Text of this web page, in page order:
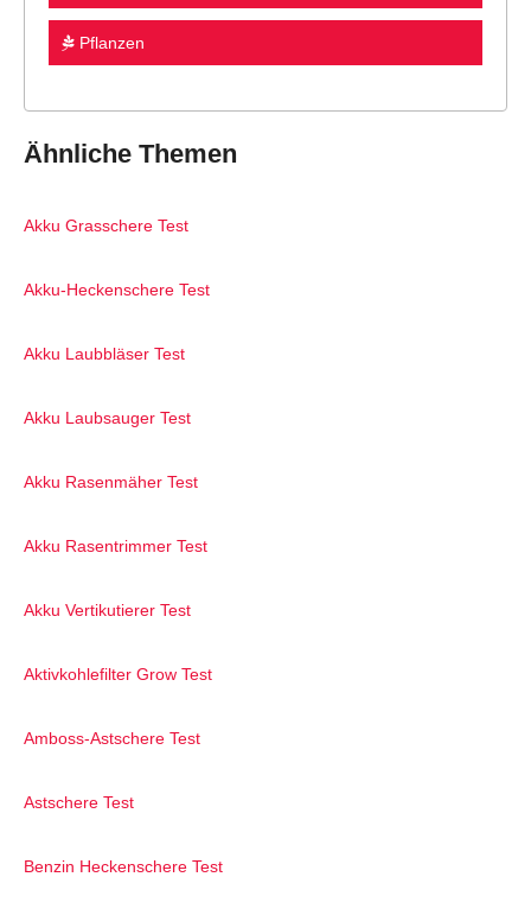
Pflanzen
Ähnliche Themen
Akku Grasschere Test
Akku-Heckenschere Test
Akku Laubbläser Test
Akku Laubsauger Test
Akku Rasenmäher Test
Akku Rasentrimmer Test
Akku Vertikutierer Test
Aktivkohlefilter Grow Test
Amboss-Astschere Test
Astschere Test
Benzin Heckenschere Test